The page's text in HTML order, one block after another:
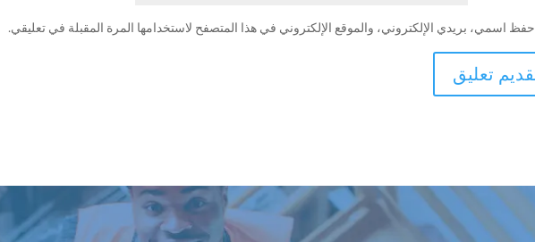
احفظ اسمي، بريدي الإلكتروني، والموقع الإلكتروني في هذا المتصفح لاستخدامها المرة المقبلة في تعليقي.